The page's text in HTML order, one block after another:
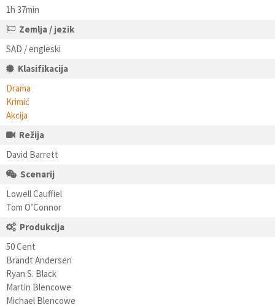
1h 37min
Zemlja / jezik
SAD / engleski
Klasifikacija
Drama
Krimić
Akcija
Režija
David Barrett
Scenarij
Lowell Cauffiel
Tom O’Connor
Produkcija
50 Cent
Brandt Andersen
Ryan S. Black
Martin Blencowe
Michael Blencowe